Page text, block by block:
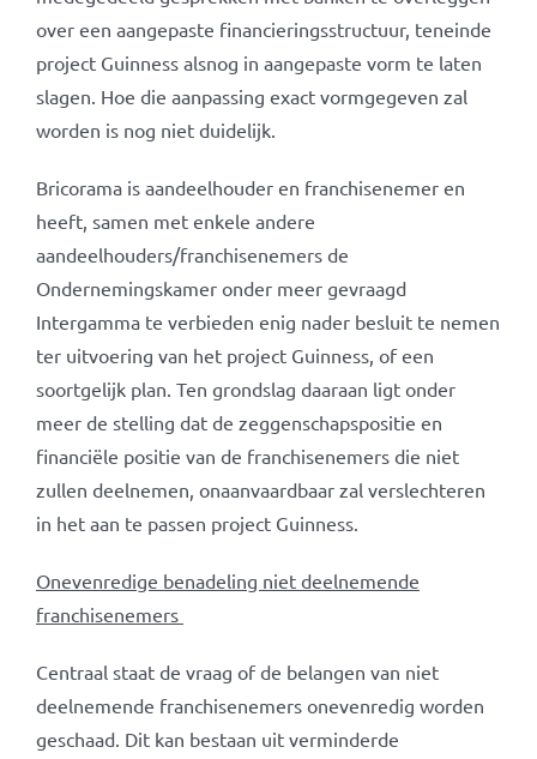
over een aangepaste financieringsstructuur, teneinde
project Guinness alsnog in aangepaste vorm te laten
slagen. Hoe die aanpassing exact vormgegeven zal
worden is nog niet duidelijk.
Bricorama is aandeelhouder en franchisenemer en
heeft, samen met enkele andere
aandeelhouders/franchisenemers de
Ondernemingskamer onder meer gevraagd
Intergamma te verbieden enig nader besluit te nemen
ter uitvoering van het project Guinness, of een
soortgelijk plan. Ten grondslag daaraan ligt onder
meer de stelling dat de zeggenschapspositie en
financiële positie van de franchisenemers die niet
zullen deelnemen, onaanvaardbaar zal verslechteren
in het aan te passen project Guinness.
Onevenredige benadeling niet deelnemende
franchisenemers
Centraal staat de vraag of de belangen van niet
deelnemende franchisenemers onevenredig worden
geschaad. Dit kan bestaan uit verminderde